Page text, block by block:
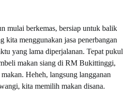
mulai berkemas, bersiap untuk balik
kita menggunakan jasa penerbangan
yang lama diperjalanan. Tepat pukul
makan siang di RM Bukittinggi,
Heheh, langsung langganan
kita memilih makan disana.